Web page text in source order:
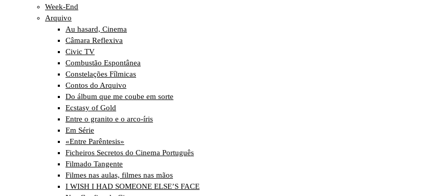
Week-End
Arquivo
Au hasard, Cinema
Câmara Reflexiva
Civic TV
Combustão Espontânea
Constelações Fílmicas
Contos do Arquivo
Do álbum que me coube em sorte
Ecstasy of Gold
Entre o granito e o arco-íris
Em Série
«Entre Parêntesis»
Ficheiros Secretos do Cinema Português
Filmado Tangente
Filmes nas aulas, filmes nas mãos
I WISH I HAD SOMEONE ELSE’S FACE